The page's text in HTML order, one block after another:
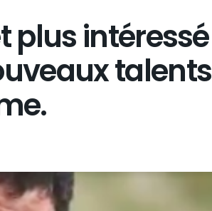
plus intéressé
talents